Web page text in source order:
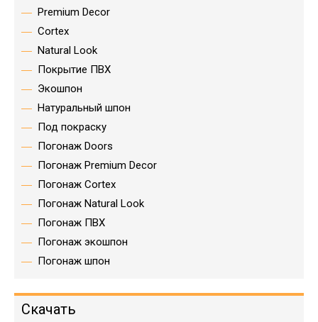
Premium Decor
Cortex
Natural Look
Покрытие ПВХ
Экошпон
Натуральный шпон
Под покраску
Погонаж Doors
Погонаж Premium Decor
Погонаж Cortex
Погонаж Natural Look
Погонаж ПВХ
Погонаж экошпон
Погонаж шпон
Скачать